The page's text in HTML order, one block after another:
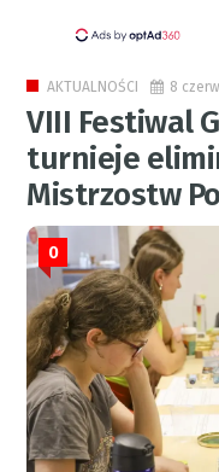
AKTUALNOŚCI 8
VIII Festiwal
turnieje
Mistrzostw
0